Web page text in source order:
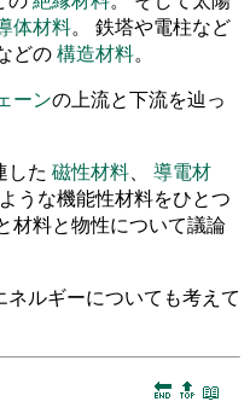
体材料。 鉄塔や電柱など
どの構造材料。
ーンの上流と下流を辿っ
した 磁性材料、 導電材
うな機能性材料をひとつ
材料と物性について議論
ルギーについても考えて
🔚 🔝 📖